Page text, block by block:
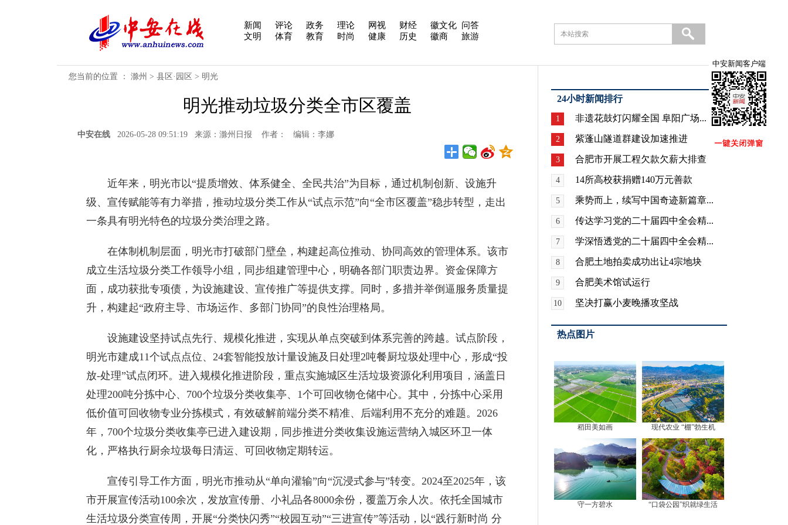
新闻 评论 政务 理论 网视 财经 徽文化 问答
文明
体育 教育 时尚 健康 历史 徽商 旅游
您当前的位置 ： 滁州 > 县区·园区 > 明光
明光推动垃圾分类全市区覆盖
中安在线 2026-05-28 09:51:19 来源：滁州日报 作者： 编辑：李娜
近年来，明光市以“提质增效、体系健全、全民共治”为目标，通过机制创新、设施升
级、宣传赋能等有力举措，推动垃圾分类工作从“试点示范”向“全市区覆盖”稳步转型，走出
一条具有明光特色的垃圾分类治理之路。
在体制机制层面，明光市打破部门壁垒，构建起高位推动、协同高效的管理体系。该市
成立生活垃圾分类工作领导小组，同步组建管理中心，明确各部门职责边界。资金保障方
面，成功获批专项债，为设施建设、宣传推广等提供支撑。同时，多措并举倒逼服务质量提
升，构建起“政府主导、市场运作、多部门协同”的良性治理格局。
设施建设坚持试点先行、规模化推进，实现从单点突破到体系完善的跨越。试点阶段，
明光市建成11个试点点位、24套智能投放计量设施及日处理2吨餐厨垃圾处理中心，形成“投
放-处理”试点闭环。进入规模化推进阶段，重点实施城区生活垃圾资源化利用项目，涵盖日
处理200吨分拣中心、700个垃圾分类收集亭、1个可回收物仓储中心。其中，分拣中心采用
低价值可回收物专业分拣模式，有效破解前端分类不精准、后端利用不充分的难题。2026
年，700个垃圾分类收集亭已进入建设期，同步推进分类收集设施运营纳入城区环卫一体
化，严格执行厨余垃圾每日清运、可回收物定期转运。
宣传引导工作方面，明光市推动从“单向灌输”向“沉浸式参与”转变。2024至2025年，该
市开展宣传活动100余次，发放宣传册、小礼品各8000余份，覆盖万余人次。依托全国城市
生活垃圾分类宣传周，开展“分类快闪秀”“校园互动”“三进宣传”等活动，以“践行新时尚 分
24小时新闻排行
1 非遗花鼓灯闪耀全国 阜阳广场...
2 紫蓬山隧道群建设加速推进
3 合肥市开展工程欠款欠薪大排查
4 14所高校获捐赠140万元善款
5 乘势而上，续写中国奇迹新篇章...
6 传达学习党的二十届四中全会精...
7 学深悟透党的二十届四中全会精...
8 合肥土地拍卖成功出让4宗地块
9 合肥美术馆试运行
10 坚决打赢小麦晚播攻坚战
热点图片
稻田美如画 现代农业 “棚”勃生机
守一方碧水 “口袋公园”织就绿生活
中安新闻客户端